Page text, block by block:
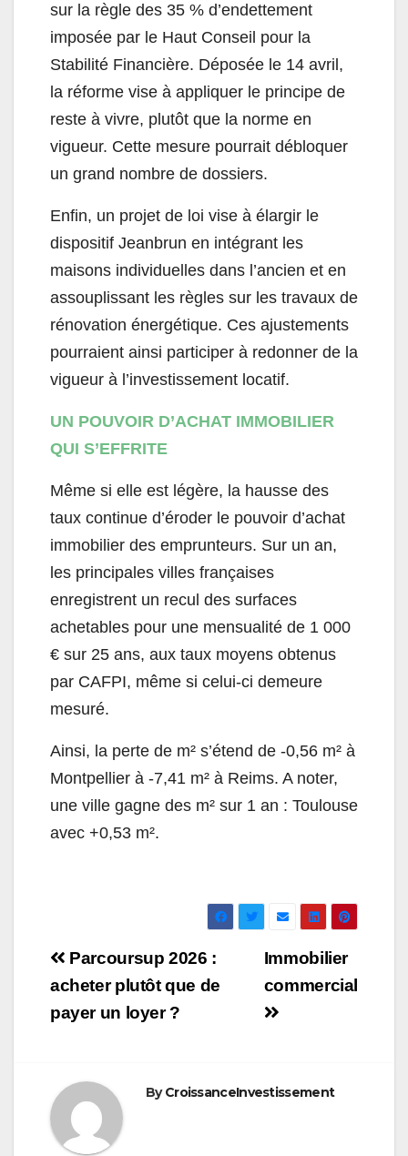
sur la règle des 35 % d’endettement
imposée par le Haut Conseil pour la
Stabilité Financière. Déposée le 14 avril,
la réforme vise à appliquer le principe de
reste à vivre, plutôt que la norme en
vigueur. Cette mesure pourrait débloquer
un grand nombre de dossiers.
Enfin, un projet de loi vise à élargir le
dispositif Jeanbrun en intégrant les
maisons individuelles dans l’ancien et en
assouplissant les règles sur les travaux de
rénovation énergétique. Ces ajustements
pourraient ainsi participer à redonner de la
vigueur à l’investissement locatif.
UN POUVOIR D’ACHAT IMMOBILIER
QUI S’EFFRITE
Même si elle est légère, la hausse des
taux continue d’éroder le pouvoir d’achat
immobilier des emprunteurs. Sur un an,
les principales villes françaises
enregistrent un recul des surfaces
achetables pour une mensualité de 1 000
€ sur 25 ans, aux taux moyens obtenus
par CAFPI, même si celui-ci demeure
mesuré.
Ainsi, la perte de m² s’étend de -0,56 m² à
Montpellier à -7,41 m² à Reims. A noter,
une ville gagne des m² sur 1 an : Toulouse
avec +0,53 m².
Navigation
de
l’article
Immobilier
commercial
Parcoursup 2026 :
acheter plutôt que de
payer un loyer ?
ByCroissanceInvestissement